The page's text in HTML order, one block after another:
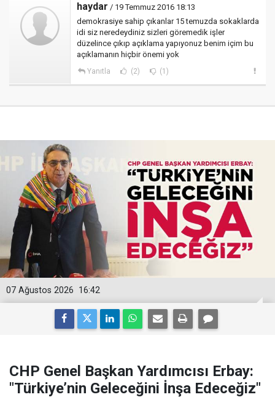
haydar / 19 Temmuz 2016 18:13
demokrasiye sahip çıkanlar 15 temuzda sokaklarda
idi siz neredeydiniz sizleri göremedik işler
düzelince çıkıp açıklama yapıyonuz benim içim bu
açıklamanın hiçbir önemi yok
Yanıtla (2) (1)
16:42
07 Ağustos 2026
CHP Genel Başkan Yardımcısı Erbay:
"Türkiye’nin Geleceğini İnşa Edeceğiz"